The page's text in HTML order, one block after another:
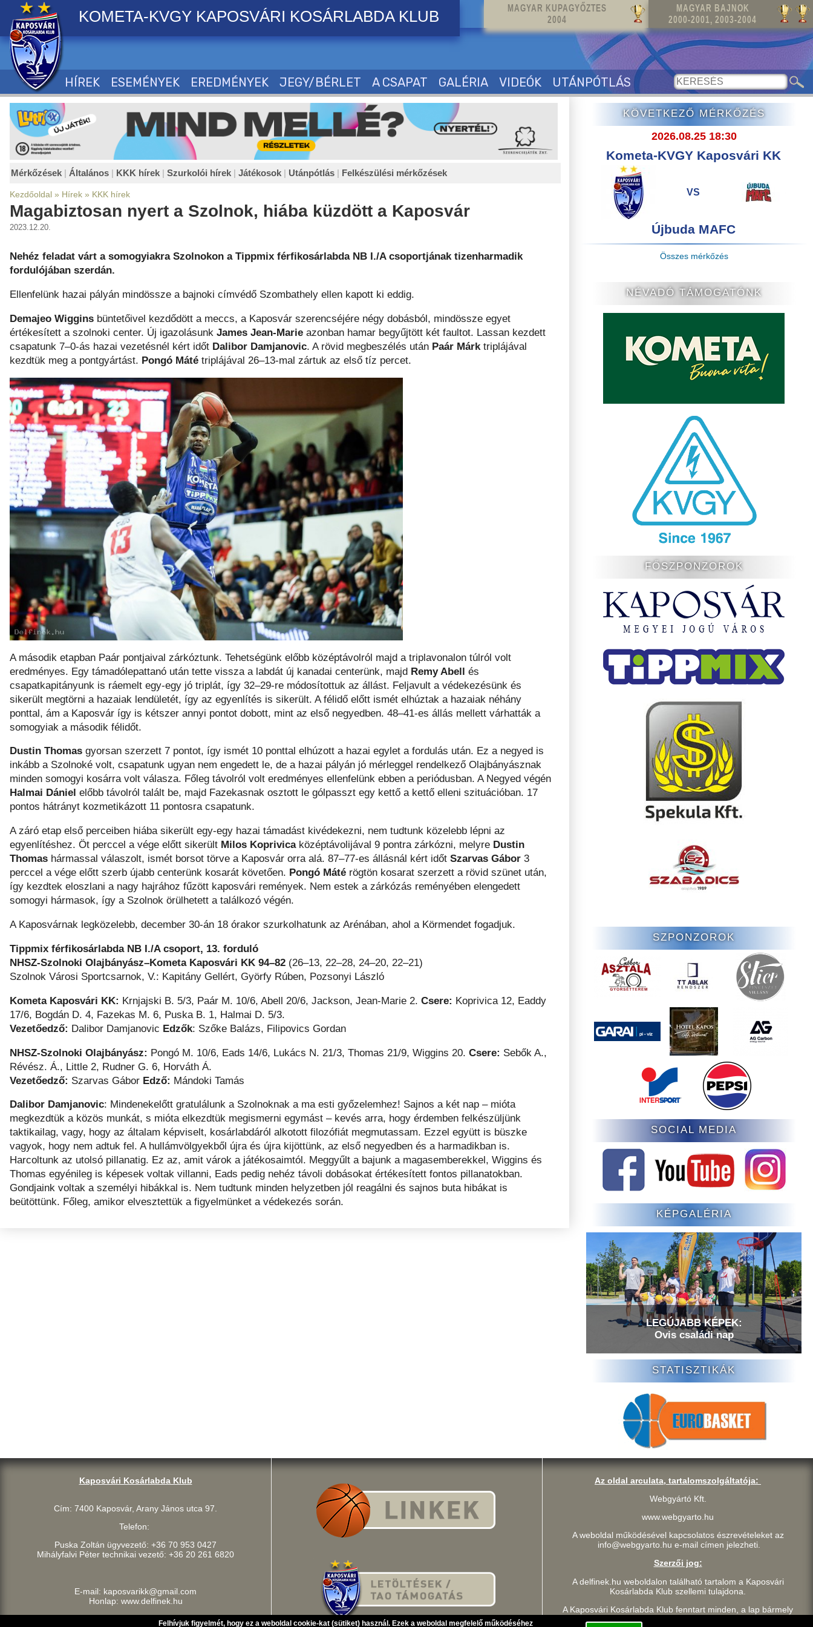
Felhívjuk figyelmét, hogy ez a weboldal cookie-kat (sütiket) használ. Ezek a weboldal megfelelő működéséhez
MAGYAR KUPAGYŐZTES
2004
MAGYAR BAJNOK
2000-2001, 2003-2004
KOMETA-KVGY KAPOSVÁRI KOSÁRLABDA KLUB
HÍREK ESEMÉNYEK EREDMÉNYEK JEGY/BÉRLET A CSAPAT GALÉRIA VIDEÓK UTÁNPÓTLÁS
Mérkőzések | Általános | KKK hírek | Szurkolói hírek | Játékosok | Utánpótlás | Felkészülési mérkőzések
Kezdőoldal » Hírek » KKK hírek
Magabiztosan nyert a Szolnok, hiába küzdött a Kaposvár
2023.12.20.
Nehéz feladat várt a somogyiakra Szolnokon a Tippmix férfikosárlabda NB I./A csoportjának tizenharmadik
fordulójában szerdán.
Ellenfelünk hazai pályán mindössze a bajnoki címvédő Szombathely ellen kapott ki eddig.
Demajeo Wiggins büntetőivel kezdődött a meccs, a Kaposvár szerencséjére négy dobásból, mindössze egyet
értékesített a szolnoki center. Új igazolásunk James Jean-Marie azonban hamar begyűjtött két faultot. Lassan kezdett
csapatunk 7–0-ás hazai vezetésnél kért időt Dalibor Damjanovic. A rövid megbeszélés után Paár Márktriplájával
kezdtük meg a pontgyártást. Pongó Máté triplájával 26–13-mal zártuk az első tíz percet.
A második etapban Paár pontjaival zárkóztunk. Tehetségünk előbb középtávolról majd a triplavonalon túlról volt
eredményes. Egy támadólepattanó után tette vissza a labdát új kanadai centerünk, majd Remy Abell és
csapatkapitányunk is ráemelt egy-egy jó triplát, így 32–29-re módosítottuk az állást. Feljavult a védekezésünk és
sikerült megtörni a hazaiak lendületét, így az egyenlítés is sikerült. A félidő előtt ismét elhúztak a hazaiak néhány
ponttal, ám a Kaposvár így is kétszer annyi pontot dobott, mint az első negyedben. 48–41-es állás mellett várhatták a
somogyiak a második félidőt.
Dustin Thomas gyorsan szerzett 7 pontot, így ismét 10 ponttal elhúzott a hazai egylet a fordulás után. Ez a negyed is
inkább a Szolnoké volt, csapatunk ugyan nem engedett le, de a hazai pályán jó mérleggel rendelkező Olajbányásznak
minden somogyi kosárra volt válasza. Főleg távolról volt eredményes ellenfelünk ebben a periódusban. A Negyed végén
Halmai Dániel előbb távolról talált be, majd Fazekasnak osztott le gólpasszt egy kettő a kettő elleni szituációban. 17
pontos hátrányt kozmetikázott 11 pontosra csapatunk.
A záró etap első perceiben hiába sikerült egy-egy hazai támadást kivédekezni, nem tudtunk közelebb lépni az
egyenlítéshez. Öt perccel a vége előtt sikerült Milos Koprivicaközéptávolijával 9 pontra zárkózni, melyre Dustin
Thomas hármassal válaszolt, ismét borsot törve a Kaposvár orra alá. 87–77-es állásnál kért időt Szarvas Gábor 3
perccel a vége előtt szerb újabb centerünk kosarát követően. Pongó Máté rögtön kosarat szerzett a rövid szünet után,
így kezdtek eloszlani a nagy hajrához fűzött kaposvári remények. Nem estek a zárkózás reményében elengedett
somogyi hármasok, így a Szolnok örülhetett a találkozó végén.
A Kaposvárnak legközelebb, december 30-án 18 órakor szurkolhatunk az Arénában, ahol a Körmendet fogadjuk.
Tippmix férfikosárlabda NB I./A csoport, 13. forduló
NHSZ-Szolnoki Olajbányász–Kometa Kaposvári KK 94–82 (26–13, 22–28, 24–20, 22–21)
Szolnok Városi Sportcsarnok, V.: Kapitány Gellért, Györfy Rúben, Pozsonyi László
Kometa Kaposvári KK: Krnjajski B. 5/3, Paár M. 10/6, Abell 20/6, Jackson, Jean-Marie 2. Csere: Koprivica 12, Eaddy
17/6, Bogdán D. 4, Fazekas M. 6, Puska B. 1, Halmai D. 5/3.
Vezetőedző: Dalibor Damjanovic Edzők: Szőke Balázs, Filipovics Gordan
NHSZ-Szolnoki Olajbányász: Pongó M. 10/6, Eads 14/6, Lukács N. 21/3, Thomas 21/9, Wiggins 20. Csere: Sebők A.,
Révész. Á., Little 2, Rudner G. 6, Horváth Á.
Vezetőedző: Szarvas Gábor Edző: Mándoki Tamás
Dalibor Damjanovic: Mindenekelőtt gratulálunk a Szolnoknak a ma esti győzelemhez! Sajnos a két nap – mióta
megkezdtük a közös munkát, s mióta elkezdtük megismerni egymást – kevés arra, hogy érdemben felkészüljünk
taktikailag, vagy, hogy az általam képviselt, kosárlabdáról alkotott filozófiát megmutassam. Ezzel együtt is büszke
vagyok, hogy nem adtuk fel. A hullámvölgyekből újra és újra kijöttünk, az első negyedben és a harmadikban is.
Harcoltunk az utolsó pillanatig. Ez az, amit várok a játékosaimtól. Meggyűlt a bajunk a magasemberekkel, Wiggins és
Thomas egyénileg is képesek voltak villanni, Eads pedig nehéz távoli dobásokat értékesített fontos pillanatokban.
Gondjaink voltak a személyi hibákkal is. Nem tudtunk minden helyzetben jól reagálni és sajnos buta hibákat is
beütöttünk. Főleg, amikor elvesztettük a figyelmünket a védekezés során.
KÖVETKEZŐ MÉRKŐZÉS
2026.08.25 18:30
Kometa-KVGY Kaposvári KK
VS
Újbuda MAFC
Összes mérkőzés
NÉVADÓ TÁMOGATÓNK
FŐSZPONZOROK
SZPONZOROK
SOCIAL MEDIA
KÉPGALÉRIA
LEGÚJABB KÉPEK:
Ovis családi nap
STATISZTIKÁK
Kaposvári Kosárlabda Klub
Cím: 7400 Kaposvár, Arany János utca 97.
Telefon:
Puska Zoltán ügyvezető: +36 70 953 0427
Mihályfalvi Péter technikai vezető: +36 20 261 6820
E-mail: kaposvarikk@gmail.com
Honlap: www.delfinek.hu
Az oldal arculata, tartalomszolgáltatója:
Webgyártó Kft.
www.webgyarto.hu
A weboldal működésével kapcsolatos észrevételeket az
info@webgyarto.hu e-mail címen jelezheti.
Szerzői jog:
A delfinek.hu weboldalon található tartalom a Kaposvári
Kosárlabda Klub szellemi tulajdona.
A Kaposvári Kosárlabda Klub fenntart minden, a lap bármely